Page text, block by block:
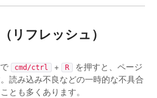
リフレッシュ）
cmd/ctrl + R
を押すと、ページ
読み込み不良などの一時的な不具合
とも多くあります。